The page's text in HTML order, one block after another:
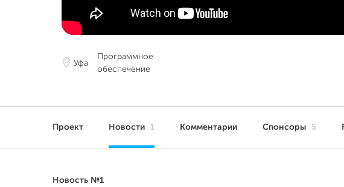
Уфа
Программное
обеспечение
Проект Новости 1 Комментарии Спонсоры 5
Новость №1